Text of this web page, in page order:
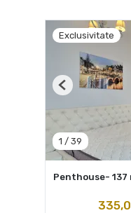
Exclusivitate
1 / 39
Previous
Penthouse-